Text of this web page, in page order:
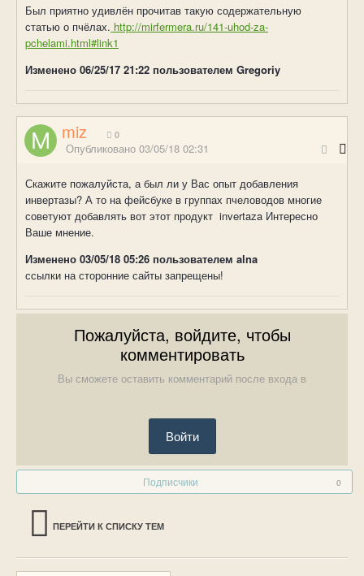
Был приятно удивлён прочитав такую содержательную
статью о пчёлах. http://mirfermera.ru/141-uhod-za-
pchelami.html#link1
Изменено 06/25/17 21:22 пользователем Gregoriy
miz 0
Опубликовано 03/05/18 02:31
Скажите пожалуйста, а был ли у Вас опыт добавления
инвертазы? А то на фейсбуке в группах пчеловодов многие
советуют добавлять вот этот продукт invertaza Интересно
Ваше мнение.
Изменено 03/05/18 05:26 пользователем alna
ссылки на сторонние сайты запрещены!
Пожалуйста, войдите, чтобы
комментировать
Вы сможете оставить комментарий после входа в
Войти
Подписчики 0
ПЕРЕЙТИ К СПИСКУ ТЕМ